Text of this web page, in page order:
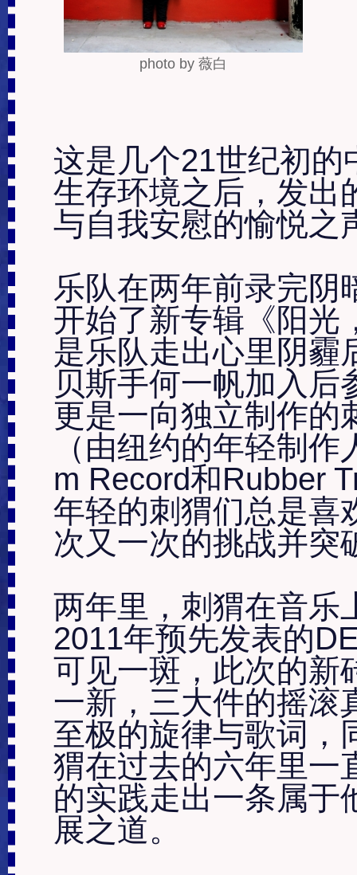
photo by 薇白
这是几个21世纪初
生存环境之后，发出
与自我安慰的愉悦之
乐队在两年前录完阴
开始了新专辑《阳光
是乐队走出心里阴霾
贝斯手何一帆加入后
更是一向独立制作的
（由纽约的年轻制
m Record和Rubber
年轻的刺猬们总是喜
次又一次的挑战并突
两年里，刺猬在音乐
2011年预先发表的
可见一斑，此次的新
一新，三大件的摇滚
至极的旋律与歌词，
猬在过去的六年里一
的实践走出一条属于
展之道。